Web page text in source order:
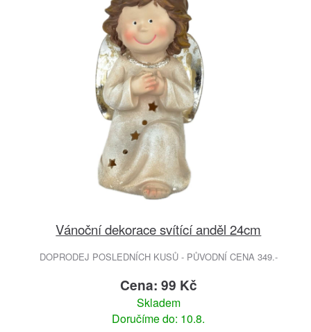
Vánoční dekorace svítící anděl 24cm
DOPRODEJ POSLEDNÍCH KUSŮ - PŮVODNÍ CENA 349.-
Cena: 99 Kč
Skladem
Doručíme do: 10.8.